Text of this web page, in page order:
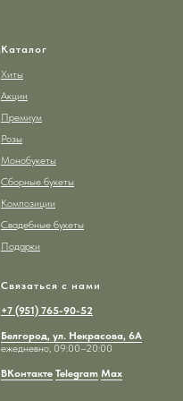
Каталог
Хиты
Акции
Премиум
Розы
Монобукеты
Сборные букеты
Композиции
Свадебные букеты
Подарки
Связаться с нами
+7 (951) 765-90-52
Белгород, ул. Некрасова, 6А
ежедневно, 09:00–20:00
ВКонтакте Telegram Max